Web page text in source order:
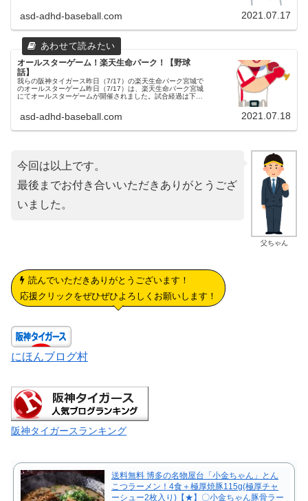
asd-adhd-baseball.com 2021.07.17
オールスターゲーム！楽天生命パーク！【野球
話】
我らの阪神タイガース昨日（7/17）の楽天生命パーク宮城で
のオールスターゲーム昨日（7/17）は、楽天生命パーク宮城
にてオールスターゲームが開催されました。試合経過は下記
asd-adhd-baseball.com 2021.07.18
父ちゃん
今回は以上です。
最後までお付き合いいただきありがとうござ
いました。
読んでいただきありがとうございます！
応援クリックをぜひぜひよろしくお願いします！
にほんブログ村
阪神タイガースランキング
送料無料 博多の名物屋台「小金ちゃん」とん
こつラーメン！4食＋極厚焼豚115g(極厚チャ
ーシュー2枚入り)【★】〇小金ちゃん豚骨ラー